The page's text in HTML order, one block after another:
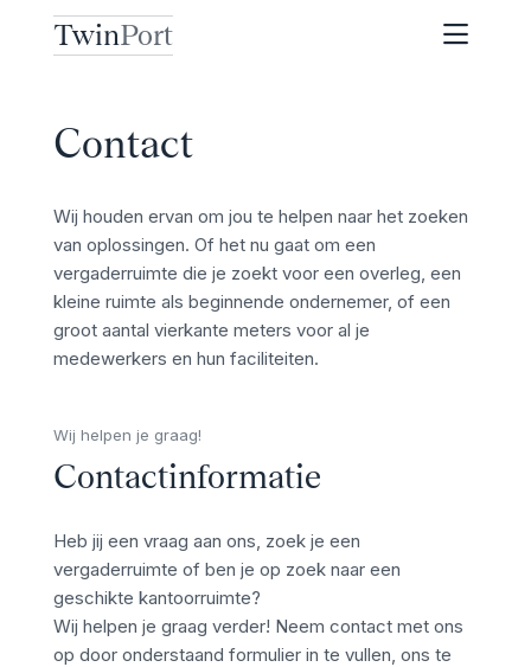
Contact
Wij houden ervan om jou te helpen naar het zoeken
van oplossingen. Of het nu gaat om een
vergaderruimte die je zoekt voor een overleg, een
kleine ruimte als beginnende ondernemer, of een
groot aantal vierkante meters voor al je
medewerkers en hun faciliteiten.
Wij helpen je graag!
Contactinformatie
Heb jij een vraag aan ons, zoek je een
vergaderruimte of ben je op zoek naar een
geschikte kantoorruimte?
Wij helpen je graag verder! Neem contact met ons
op door onderstaand formulier in te vullen, ons te
TwinPort